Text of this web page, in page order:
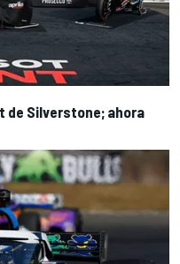
de Silverstone; ahora